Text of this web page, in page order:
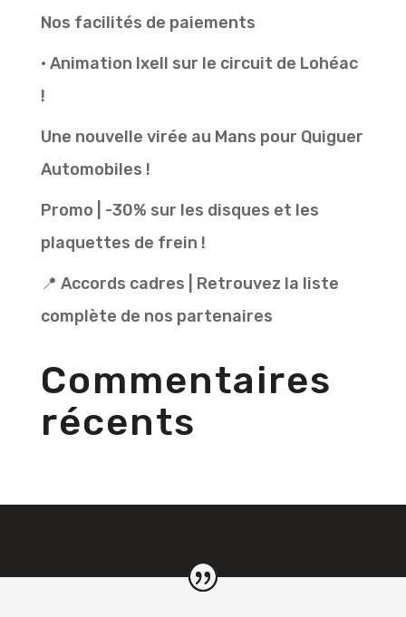
Nos facilités de paiements
• Animation Ixell sur le circuit de Lohéac
!
Une nouvelle virée au Mans pour Quiguer
Automobiles !
Promo | -30% sur les disques et les
plaquettes de frein !
📍 Accords cadres | Retrouvez la liste
complète de nos partenaires
Commentaires
récents